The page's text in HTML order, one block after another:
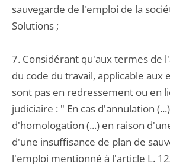
sauvegarde de l'emploi de la
Solutions ;
7. Considérant qu'aux termes de
du code du travail, applicable aux
sont pas en redressement ou en
judiciaire : " En cas d'annulation
d'homologation (...) en raison
d'une insuffisance de plan de
l'emploi mentionné à l'article L.